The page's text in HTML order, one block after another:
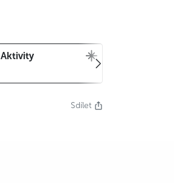
Aktivity
Sdílet